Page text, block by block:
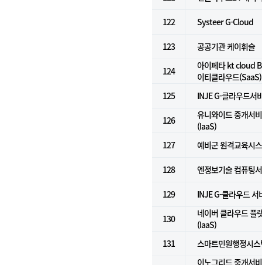
122 Systeer G-Cloud
123 공공기관 케이휘슬
124
아이페타 kt cloud
이티클라우드(SaaS)
125
INJE G-클라우드서
126
유니와이드 중개서
(IaaS)
127
예비군 원격교육시
128 엔정보기술 컴퓨팅
129 INJE G-클라우드 서
130
네이버 클라우드 플
(IaaS)
131
스마트민원행정시
이노그리드 중개서